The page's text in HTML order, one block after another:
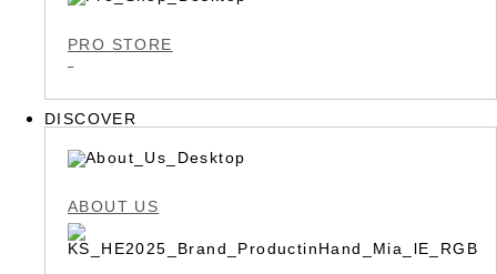
PRO STORE
DISCOVER
ABOUT US